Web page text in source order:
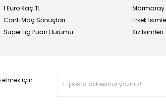
1 Euro Kaç TL
Canlı Maç Sonuçları
Süper Lig Puan Durumu
Marmaray
Erkek
Kız İsimleri
için